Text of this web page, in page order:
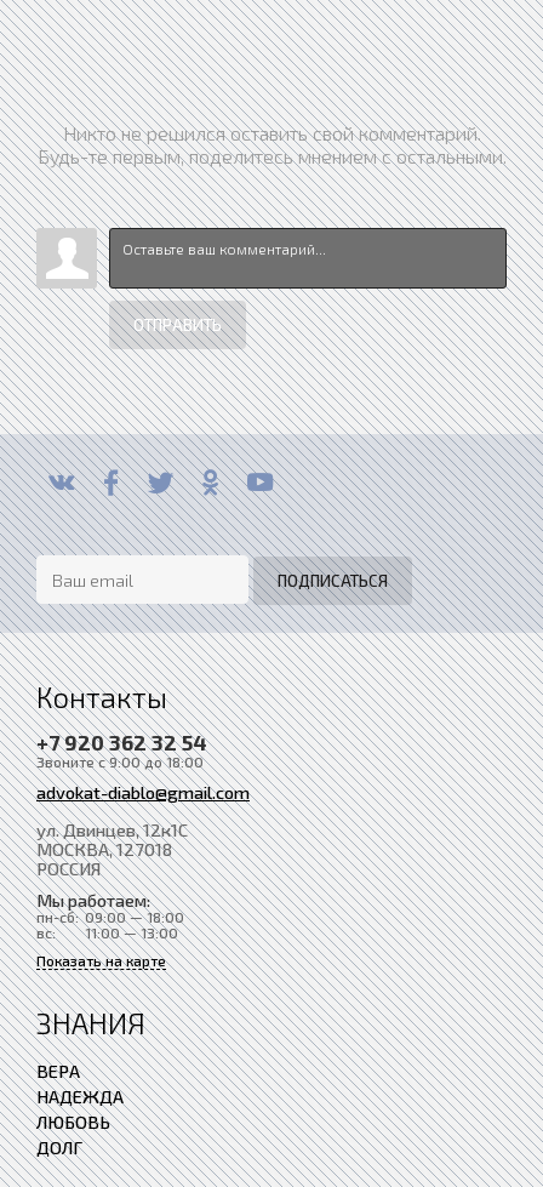
Никто не решился оставить свой комментарий.
Будь-те первым, поделитесь мнением с остальными.
ОТПРАВИТЬ
Контакты
+7 920 362 32 54
Звоните с 9:00 до 18:00
advokat-diablo@gmail.com
ул. Двинцев, 12к1С
МОСКВА, 127018
РОССИЯ
Мы работаем:
пн-сб: 09:00 — 18:00
вс:
11:00 — 13:00
Показать на карте
ЗНАНИЯ
ВЕРА
НАДЕЖДА
ЛЮБОВЬ
ДОЛГ